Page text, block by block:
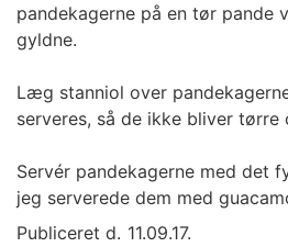
pandekagerne på en tør pande
gyldne.
Læg stanniol over
serveres, så de ikke bliver tørre
Servér pandekagerne med det
jeg serverede dem med
Publiceret d. 11.09.17.